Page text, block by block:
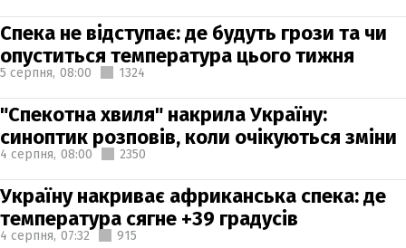
Спека не відступає: де будуть грози та чи
опуститься температура цього тижня
5 серпня, 08:00 1324
"Спекотна хвиля" накрила Україну:
синоптик розповів, коли очікуються зміни
4 серпня, 08:00 2350
Україну накриває африканська спека: де
температура сягне +39 градусів
4 серпня, 07:32 915